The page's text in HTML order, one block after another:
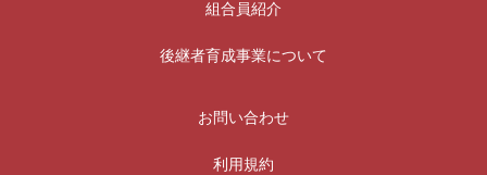
組合員紹介
後継者育成事業について
お問い合わせ
利用規約